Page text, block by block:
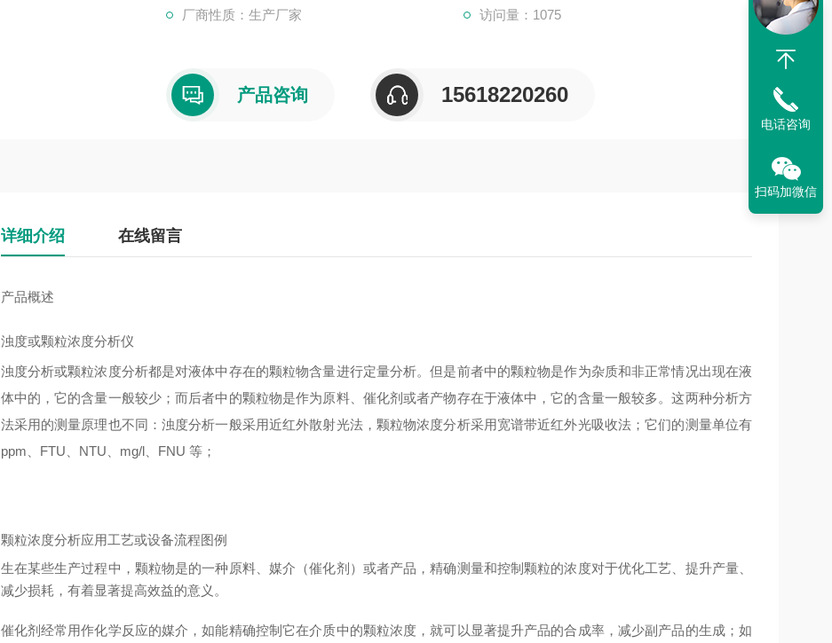
厂商性质：生产厂家 访问量：1075
产品咨询 15618220260
详细介绍 在线留言
产品概述
浊度或颗粒浓度分析仪
浊度分析或颗粒浓度分析都是对液体中存在的颗粒物含量进行定量分析。但是前者中的颗粒物是作为杂质和非正常情况出现在液
体中的，它的含量一般较少；而后者中的颗粒物是作为原料、催化剂或者产物存在于液体中，它的含量一般较多。这两种分析方
法采用的测量原理也不同：浊度分析一般采用近红外散射光法，颗粒物浓度分析采用宽谱带近红外光吸收法；它们的测量单位有
ppm、FTU、NTU、mg/l、FNU 等；
颗粒浓度分析应用工艺或设备流程图例
生在某些生产过程中，颗粒物是的一种原料、媒介（催化剂）或者产品，精确测量和控制颗粒的浓度对于优化工艺、提升产量、
减少损耗，有着显著提高效益的意义。
催化剂经常用作化学反应的媒介，如能精确控制它在介质中的颗粒浓度，就可以显著提升产品的合成率，减少副产品的生成；如
电话咨询
扫码加微信